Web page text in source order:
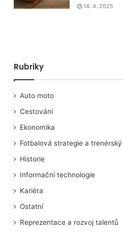
14. 4. 2025
Rubriky
Auto moto
Cestování
Ekonomika
Fotbalová strategie a
Historie
Informační technologie
Kariéra
Ostatní
Reprezentace a rozvoj talentů